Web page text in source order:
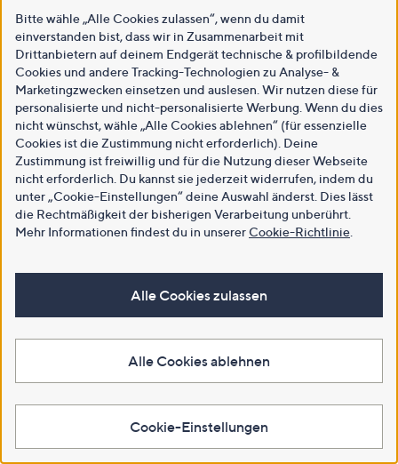
Bitte wähle „Alle Cookies zulassen“, wenn du damit
einverstanden bist, dass wir in Zusammenarbeit mit
Drittanbietern auf deinem Endgerät technische & profilbildende
Cookies und andere Tracking-Technologien zu Analyse- &
Marketingzwecken einsetzen und auslesen. Wir nutzen diese für
personalisierte und nicht-personalisierte Werbung. Wenn du dies
nicht wünschst, wähle „Alle Cookies ablehnen“ (für essenzielle
Cookies ist die Zustimmung nicht erforderlich). Deine
Zustimmung ist freiwillig und für die Nutzung dieser Webseite
nicht erforderlich. Du kannst sie jederzeit widerrufen, indem du
unter „Cookie-Einstellungen“ deine Auswahl änderst. Dies lässt
die Rechtmäßigkeit der bisherigen Verarbeitung unberührt.
Mehr Informationen findest du in unsererCookie-Richtlinie
Alle Cookies zulassen
Alle Cookies ablehnen
Cookie-Einstellungen